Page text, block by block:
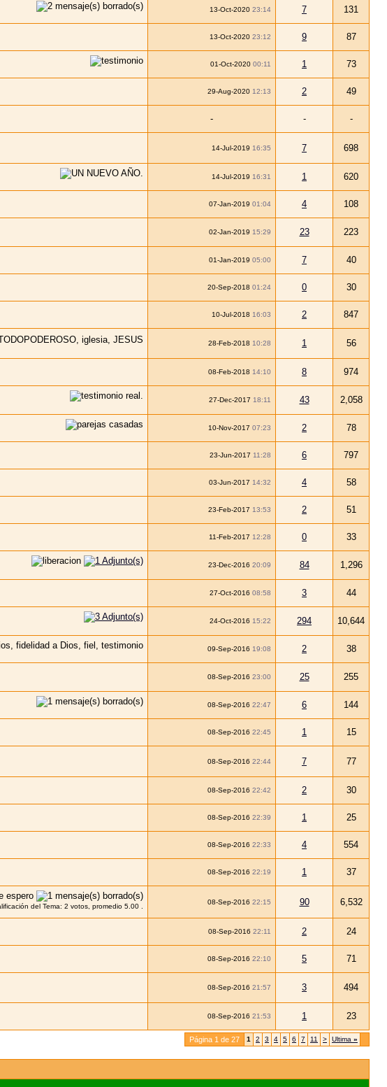
13-Oct-2020 23:14 7 131
13-Oct-2020 23:12 9 87
01-Oct-2020 00:11 1 73
29-Aug-2020 12:13 2 49
- - -
14-Jul-2019 16:35 7 698
14-Jul-2019 16:31 1 620
07-Jan-2019 01:04 4 108
02-Jan-2019 15:29 23 223
01-Jan-2019 05:00 7 40
20-Sep-2018 01:24 0 30
10-Jul-2018 16:03 2 847
28-Feb-2018 10:28 1 56
08-Feb-2018 14:10 8 974
27-Dec-2017 18:11 43 2,058
10-Nov-2017 07:23 2 78
23-Jun-2017 11:28 6 797
03-Jun-2017 14:32 4 58
23-Feb-2017 13:53 2 51
11-Feb-2017 12:28 0 33
23-Dec-2016 20:09 84 1,296
27-Oct-2016 08:58 3 44
24-Oct-2016 15:22 294 10,644
09-Sep-2016 19:08 2 38
08-Sep-2016 23:00 25 255
08-Sep-2016 22:47 6 144
08-Sep-2016 22:45 1 15
08-Sep-2016 22:44 7 77
08-Sep-2016 22:42 2 30
08-Sep-2016 22:39 1 25
08-Sep-2016 22:33 4 554
08-Sep-2016 22:19 1 37
08-Sep-2016 22:15 90 6,532
08-Sep-2016 22:11 2 24
08-Sep-2016 22:10 5 71
08-Sep-2016 21:57 3 494
08-Sep-2016 21:53 1 23
Página 1 de 27 1 2 3 4 5 6 7 11 > Ultima »